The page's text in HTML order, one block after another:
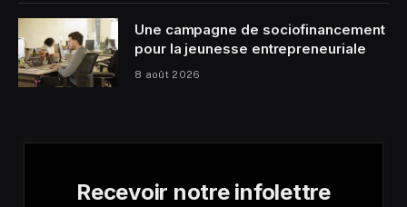
Une campagne de sociofinancement
pour la jeunesse entrepreneuriale
8 août 2026
Recevoir notre infolettre